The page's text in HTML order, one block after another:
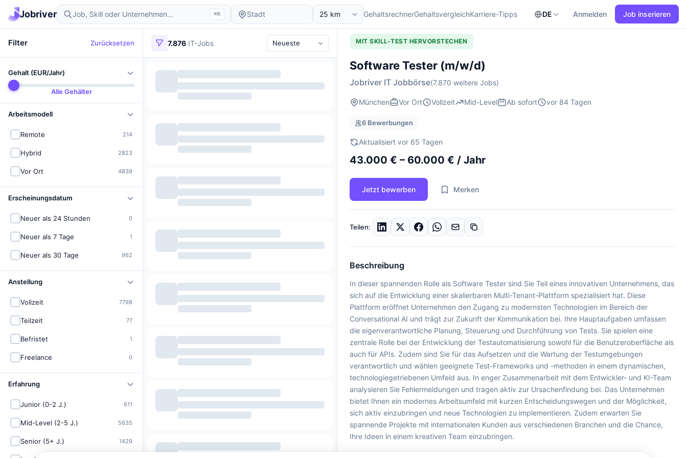
Jobriver ⌘K GehaltsrechnerGehaltsvergleichKarriere-Tipps DE Anmelden Job inserieren
Filter Zurücksetzen
Gehalt (EUR/Jahr)
Alle Gehälter
Arbeitsmodell
Remote 214
Hybrid 2823
Vor Ort 4839
Erscheinungsdatum
Neuer als 24 Stunden 0
Neuer als 7 Tage 1
Neuer als 30 Tage 962
Anstellung
Vollzeit 7798
Teilzeit 77
Befristet 1
Freelance 0
Erfahrung
Junior (0-2 J.) 611
Mid-Level (2-5 J.) 5635
Senior (5+ J.) 1429
7.876 IT-Jobs MIT SKILL-TEST HERVORSTECHEN
Software Tester (m/w/d)
Jobriver IT Jobbörse(7.870 weitere Jobs)
München Vor Ort Vollzeit Mid-Level Ab sofort vor 84 Tagen
6 Bewerbungen
Aktualisiert vor 65 Tagen
43.000 € – 60.000 € / Jahr
Jetzt bewerben Merken
Teilen:
Beschreibung
In dieser spannenden Rolle als Software Tester sind Sie Teil eines innovativen Unternehmens, das
sich auf die Entwicklung einer skalierbaren Multi-Tenant-Plattform spezialisiert hat. Diese
Plattform eröffnet Unternehmen den Zugang zu modernsten Technologien im Bereich der
Conversational AI und trägt zur Zukunft der Kommunikation bei. Ihre Hauptaufgaben umfassen
die eigenverantwortliche Planung, Steuerung und Durchführung von Tests. Sie spielen eine
zentrale Rolle bei der Entwicklung der Testautomatisierung sowohl für die Benutzeroberfläche als
auch für APIs. Zudem sind Sie für das Aufsetzen und die Wartung der Testumgebungen
verantwortlich und wählen geeignete Test-Frameworks und -methoden in einem dynamischen,
technologiegetriebenen Umfeld aus. In enger Zusammenarbeit mit dem Entwickler- und KI-Team
analysieren Sie Fehlermeldungen und tragen aktiv zur Ursachenfindung bei. Das Unternehmen
bietet Ihnen ein modernes Arbeitsumfeld mit kurzen Entscheidungswegen und der Möglichkeit,
sich aktiv einzubringen und neue Technologien zu implementieren. Zudem erwarten Sie
spannende Projekte mit internationalen Kunden aus verschiedenen Branchen und die Chance,
Ihre Ideen in einem kreativen Team einzubringen.